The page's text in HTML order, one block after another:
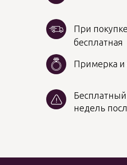
недель
Примерка и
При
бесплатная